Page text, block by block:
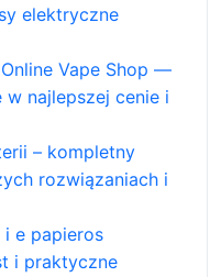
elektryczne
Vape Shop —
najlepszej cenie i
– kompletny
rozwiązaniach i
e papieros
i praktyczne